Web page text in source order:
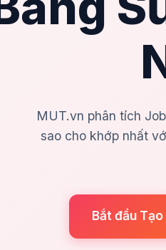
MUT.vn phân tích
sao cho khớp nhất
Bắt đầu